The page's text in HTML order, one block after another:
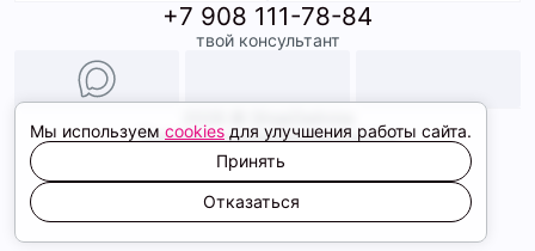
ТК Терминал
ТРК Континент
Доставка
Условия оплаты
Образы
+7 908 111-78-84
твой консультант
Политика конфиденциальности
Соглашение cookie
Сайт создали
Мы используем cookies для улучшения работы сайта.
Принять
Отказаться